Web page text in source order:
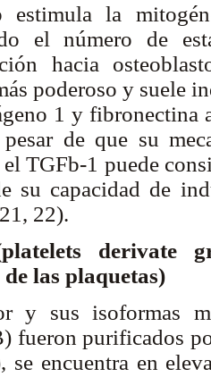
estimula la
el número de
hacia
poderoso y suele
1 y fibronectina
de que su
TGFb-1 puede
su capacidad de
22).
derivate
las plaquetas)
y sus isoformas
fueron purificados
se encuentra en